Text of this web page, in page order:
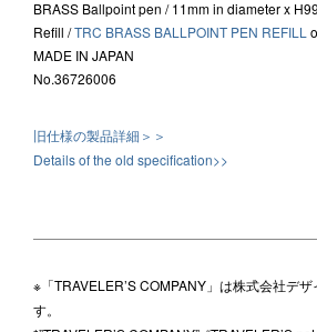
BRASS Ballpoint pen / 11mm in diameter x
Refill /TRC BRASS BALLPOINT PEN REFILL
MADE IN JAPAN
No.36726006
旧仕様の製品詳細＞＞
Details of the old specification>>
※「TRAVELER’S COMPANY」は株式会社デ
す。